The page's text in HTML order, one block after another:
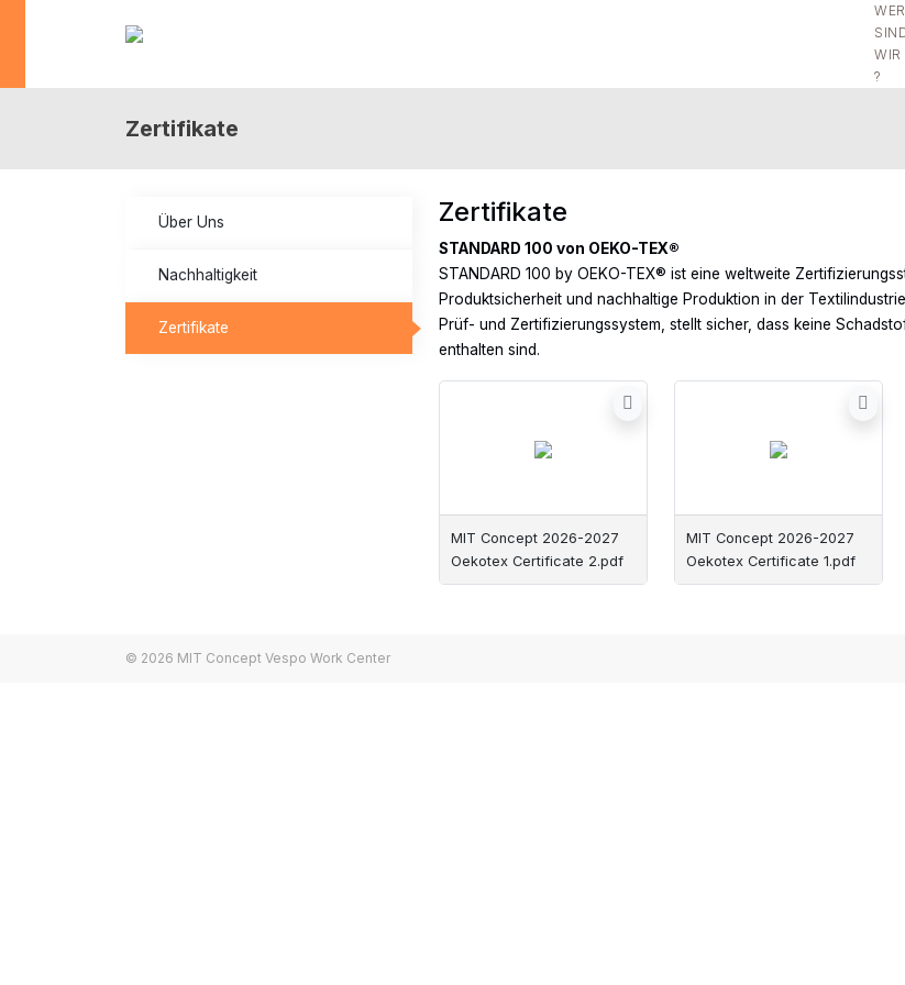
WER
WIR
?
Zertifikate
Über Uns
Nachhaltigkeit
Zertifikate
Zertifikate
STANDARD 100 von OEKO-TEX®
STANDARD 100 by OEKO-TEX® ist eine weltweite
Produktsicherheit und nachhaltige Produktion in der
Prüf- und Zertifizierungssystem, stellt sicher, dass keine
enthalten sind.
MIT Concept 2026-2027
Oekotex Certificate 2.pdf
MIT Concept 2026-2027
Oekotex Certificate 1.pdf
© 2026 MIT Concept Vespo Work Center